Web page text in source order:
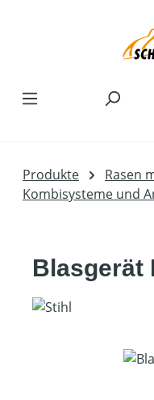
Produkte
Rasen
Kombisysteme und
Blasgerät
Bildergalerie